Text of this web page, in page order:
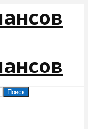
Поиск